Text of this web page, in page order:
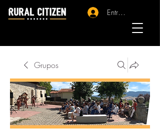
Entrar - Registro
Grupos